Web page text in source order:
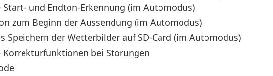
und Endton-Erkennung (im Automodus)
zum Beginn der Aussendung (im Automodus)
Speichern der Wetterbilder auf SD-Card (im Automodus)
Korrekturfunktionen bei Störungen